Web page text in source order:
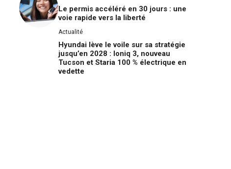
Le permis accéléré en 30 jours : une
voie rapide vers la liberté
Actualité
Hyundai lève le voile sur sa stratégie
jusqu’en 2028 : Ioniq 3, nouveau
Tucson et Staria 100 % électrique en
vedette